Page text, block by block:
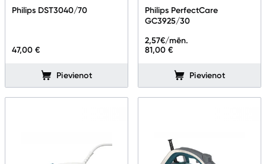
Philips DST3040/70
47,00 €
Pievienot
Philips PerfectCare
GC3925/30
81,00 €
2,57€/mēn.
Pievienot